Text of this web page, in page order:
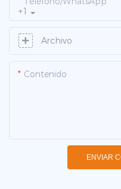
+1
Archivo
Contenido
ENVIAR